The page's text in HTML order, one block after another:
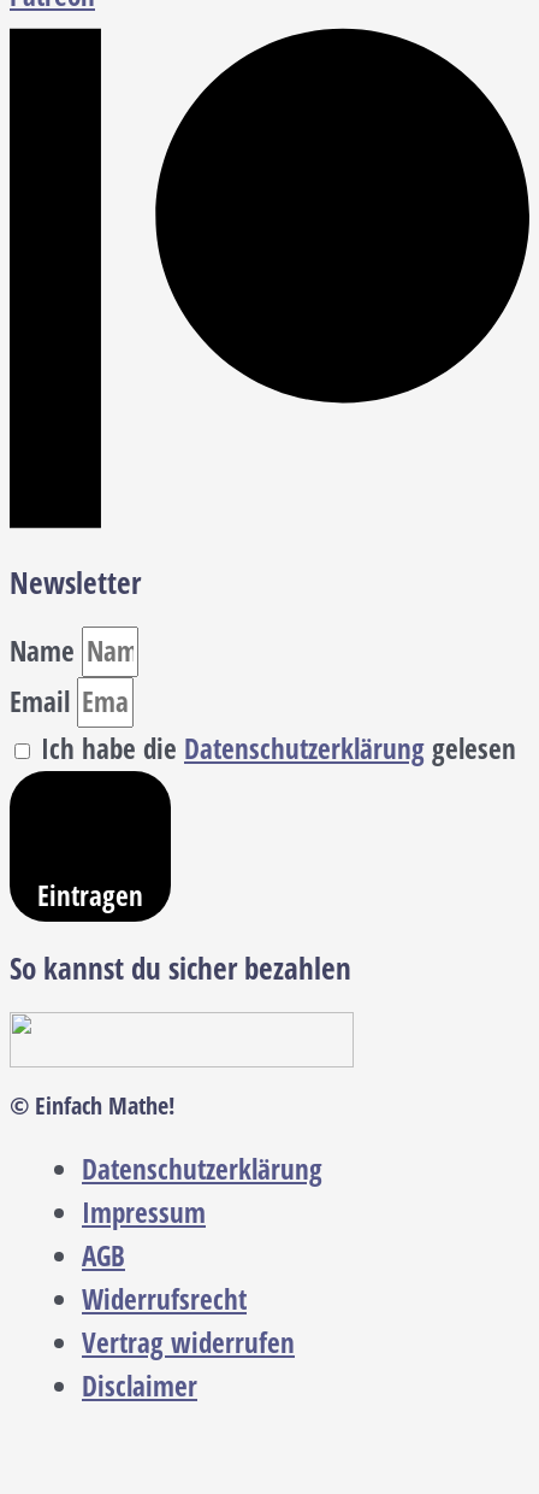
Newsletter
Name
Email
Ich habe die Datenschutzerklärung gelesen
Eintragen
So kannst du sicher bezahlen
© Einfach Mathe!
Datenschutzerklärung
Impressum
AGB
Widerrufsrecht
Vertrag widerrufen
Disclaimer